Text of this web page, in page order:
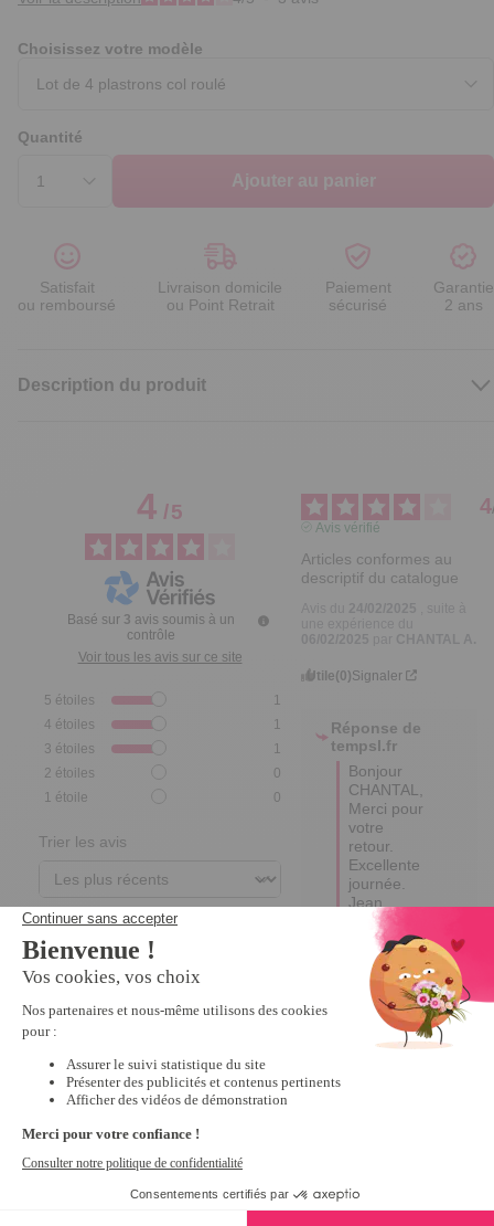
Choisissez votre modèle
Quantité
Ajouter au panier
Satisfait
ou remboursé
Livraison domicile
ou Point Retrait
Paiement
sécurisé
Garantie
2 ans
Description du produit
4/5
Basé sur 3 avis soumis à un
contrôle
Voir tous les avis sur ce site
5 étoiles
1
4 étoiles
1
3 étoiles
1
2 étoiles
0
1 étoile 0
Trier les avis
4
Avis vérifié
Articles conformes au
descriptif du catalogue
Utile(0)Signaler
Réponse de
tempsl.fr
Bonjour
CHANTAL,
Merci pour
votre
retour.
Excellente
journée.
Jean
Paulo
5
toutes tenues ! C'est
Utile(0)Signaler